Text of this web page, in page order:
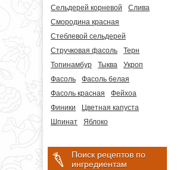
Сельдерей корневой
Слива
Смородина красная
Стеблевой сельдерей
Стручковая фасоль
Терн
Топинамбур
Тыква
Укроп
Фасоль
Фасоль белая
Фасоль красная
Фейхоа
Финики
Цветная капуста
Шпинат
Яблоко
Поиск рецептов по
ингредиентам